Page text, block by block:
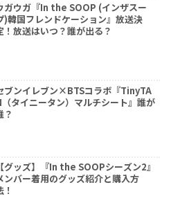
ガウガ『In the SOOP (インザスー
)韓国フレンドケーション』放送決
！放送はいつ？誰が出る？
ブンイレブン×BTSコラボ『TinyTA
（タイニータン）マルチシート』誰が
？
【グッズ】『In the SOOPシーズン2』
ンバー着用のグッズ紹介と購入方